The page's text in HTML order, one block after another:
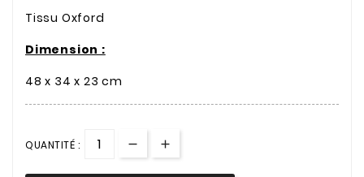
Tissu Oxford
Dimension :
48 x 34 x 23 cm
QUANTITÉ :